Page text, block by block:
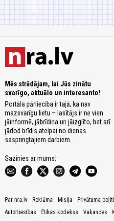
Mēs strādājam, lai Jūs zinātu
svarīgo, aktuālo un interesanto!
Portāla pārliecība ir tajā, ka nav
mazsvarīgu lietu – lasītājs ir ne vien
jāinformē, jābrīdina un jāizglīto, bet arī
jādod brīdis atelpai no dienas
saspringtajiem darbiem.
Sazinies ar mums:
Par nra.lv Reklāma Misija Privātuma
Autortiesības
Ētikas kodekss Vakances